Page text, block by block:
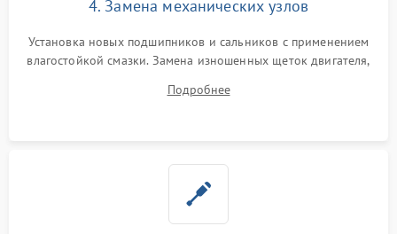
4. Замена механических узлов
Установка новых подшипников и сальников с применением
влагостойкой смазки. Замена изношенных щеток двигателя,
или поврежденной резиновой манжеты.
Подробнее